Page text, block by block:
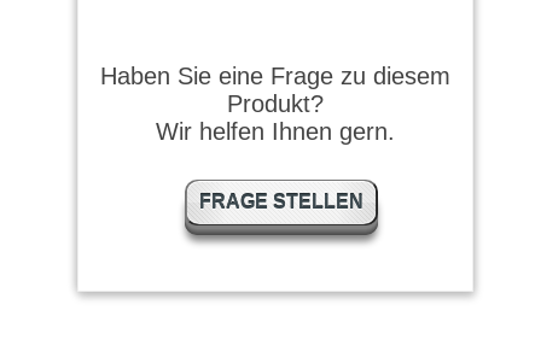
Haben Sie eine Frage zu diesem
Produkt?
Wir helfen Ihnen gern.
FRAGE STELLEN